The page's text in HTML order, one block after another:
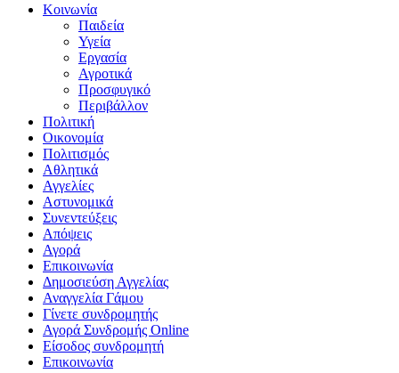
Κοινωνία
Παιδεία
Υγεία
Εργασία
Αγροτικά
Προσφυγικό
Περιβάλλον
Πολιτική
Οικονομία
Πολιτισμός
Αθλητικά
Αγγελίες
Αστυνομικά
Συνεντεύξεις
Απόψεις
Αγορά
Επικοινωνία
Δημοσιεύση Αγγελίας
Αναγγελία Γάμου
Γίνετε συνδρομητής
Αγορά Συνδρομής Online
Είσοδος συνδρομητή
Επικοινωνία